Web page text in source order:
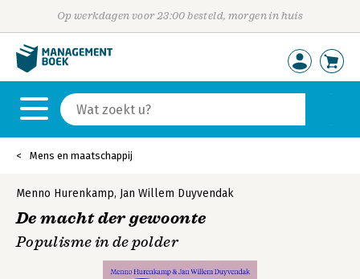
Op werkdagen voor 23:00 besteld, morgen in huis
Mens en maatschappij
Menno Hurenkamp, Jan Willem Duyvendak
De macht der gewoonte
Populisme in de polder